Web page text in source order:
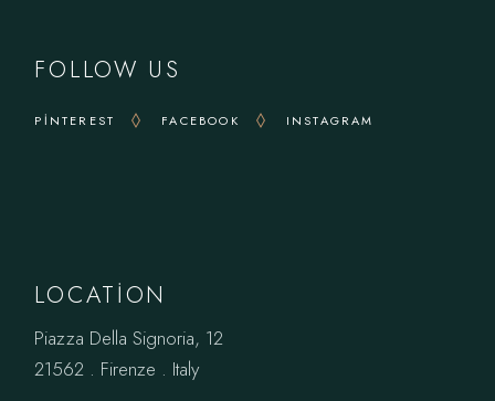
FOLLOW US
PINTEREST FACEBOOK INSTAGRAM
LOCATION
Piazza Della Signoria, 12
21562 . Firenze . Italy